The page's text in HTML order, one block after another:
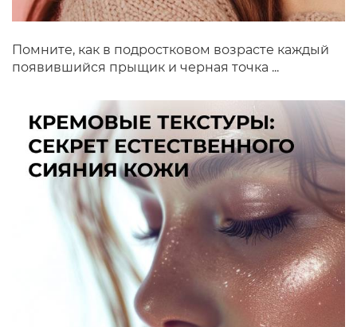
Помните, как в подростковом возрасте каждый
появившийся прыщик и черная точка ...